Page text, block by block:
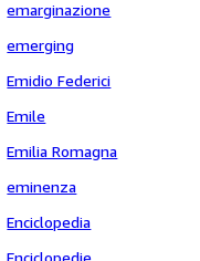
emarginazione
emerging
Emidio Federici
Emile
Emilia Romagna
eminenza
Enciclopedia
Enciclopedie